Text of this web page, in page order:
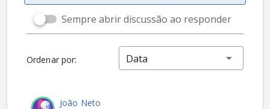
Sempre abrir discussão ao responder
Ordenar por: Data
João Neto